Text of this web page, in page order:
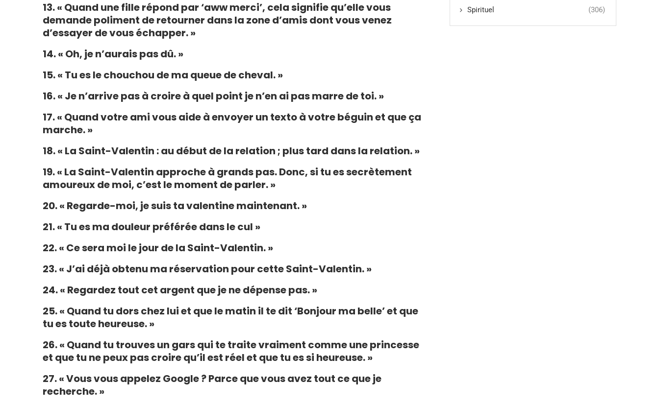
13. « Quand une fille répond par ‘aww merci’, cela signifie qu’elle vous
demande poliment de retourner dans la zone d’amis dont vous venez
d’essayer de vous échapper. »
14. « Oh, je n’aurais pas dû. »
15. « Tu es le chouchou de ma queue de cheval. »
16. « Je n’arrive pas à croire à quel point je n’en ai pas marre de toi. »
17. « Quand votre ami vous aide à envoyer un texto à votre béguin et que ça
marche. »
18. « La Saint-Valentin : au début de la relation ; plus tard dans la relation. »
19. « La Saint-Valentin approche à grands pas. Donc, si tu es secrètement
amoureux de moi, c’est le moment de parler. »
20. « Regarde-moi, je suis ta valentine maintenant. »
21. « Tu es ma douleur préférée dans le cul »
22. « Ce sera moi le jour de la Saint-Valentin. »
23. « J’ai déjà obtenu ma réservation pour cette Saint-Valentin. »
24. « Regardez tout cet argent que je ne dépense pas. »
25. « Quand tu dors chez lui et que le matin il te dit ‘Bonjour ma belle’ et que
tu es toute heureuse. »
26. « Quand tu trouves un gars qui te traite vraiment comme une princesse
et que tu ne peux pas croire qu’il est réel et que tu es si heureuse. »
27. « Vous vous appelez Google ? Parce que vous avez tout ce que je
recherche. »
Spirituel (306)